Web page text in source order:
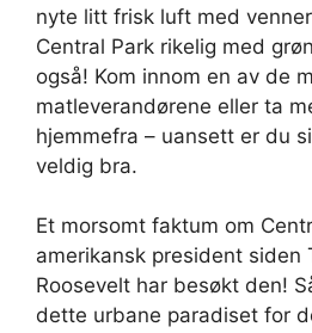
nyte litt frisk luft med
Central Park rikelig med
også! Kom innom en av de
matleverandørene eller ta
hjemmefra – uansett er du
veldig bra.
Et morsomt faktum om
amerikansk president siden
Roosevelt har besøkt den!
dette urbane paradiset for